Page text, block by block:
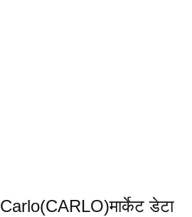
Carlo(CARLO)मार्केट डेटा